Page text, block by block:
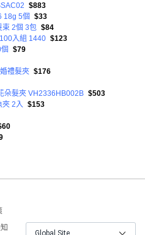
$883
18g 5個 $33
束 2個 3包 $84
入組 1440 $123
$79
禮髮夾 $176
朵髮夾 VH2336HB002B $503
夾 2入 $153